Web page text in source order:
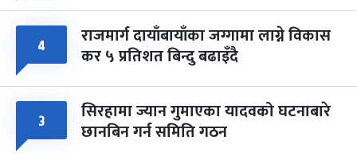
४ राजमार्ग दायाँबायाँका जग्गामा लाग्ने विकास
कर ५ प्रतिशत बिन्दु बढाइँदै
३ सिरहामा ज्यान गुमाएका यादवको घटनाबारे
छानबिन गर्न समिति गठन